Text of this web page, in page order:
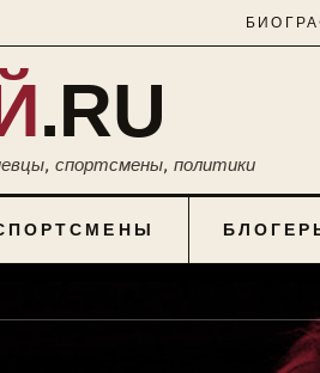
.RU
спортсмены, политики